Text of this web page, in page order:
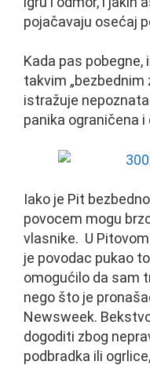
pojačavaju osećaj
Kada pas
takvim „bezbednim
istražuje
panika ograničena
Iako je Pit
povocem mogu
vlasnike. U
je povodac pukao
omogućilo da sam
nego što je
Newsweek.
dogoditi zbog
podbradka ili